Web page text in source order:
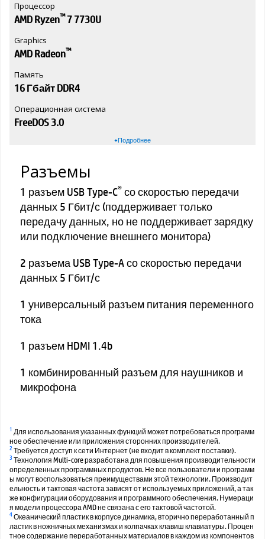
Процессор
AMD Ryzen™7 7730U
Graphics
AMD Radeon™
Память
16 Гбайт DDR4
Операционная система
FreeDOS 3.0
+Подробнее
Разъемы
1 разъем USB Type-C® со скоростью передачи
данных 5 Гбит/с (поддерживает только
передачу данных, но не поддерживает зарядку
или подключение внешнего монитора)
2 разъема USB Type-A со скоростью передачи
данных 5 Гбит/с
1 универсальный разъем питания переменного
тока
1 разъем HDMI 1.4b
1 комбинированный разъем для наушников и
микрофона
1 Для использования указанных функций может потребоваться программ
ное обеспечение или приложения сторонних производителей.
2Требуется доступ к сети Интернет (не входит в комплект поставки).
3 Технология Multi-core разработана для повышения производительности
определенных программных продуктов. Не все пользователи и программ
ы могут воспользоваться преимуществами этой технологии. Производит
ельность и тактовая частота зависят от используемых приложений, а так
же конфигурации оборудования и программного обеспечения. Нумераци
я модели процессора AMD не связана с его тактовой частотой.
4Океанический пластик в корпусе динамика, вторично переработанный п
ластик в ножничных механизмах и колпачках клавиш клавиатуры. Процен
тное содержание переработанных материалов в каждом из компонентов